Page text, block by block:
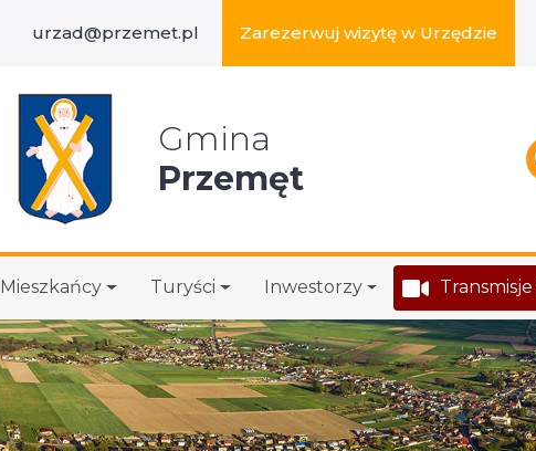
urzad@przemet.pl Zarezerwuj wizytę w Urzędzie
Gmina
Przemęt
Mieszkańcy Turyści Inwestorzy Transmisje
Wyszukaj w serwisie